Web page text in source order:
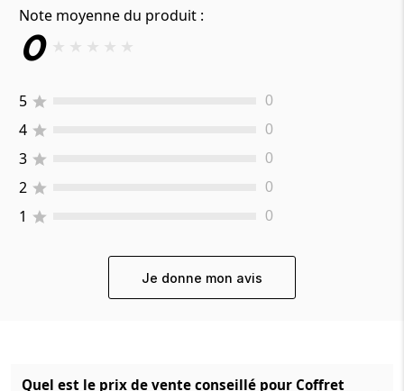
Note moyenne du produit :
0 ★ ★ ★ ★ ★
5 0
4 0
3 0
2 0
1 0
Je donne mon avis
Quel est le prix de vente conseillé pour Coffret